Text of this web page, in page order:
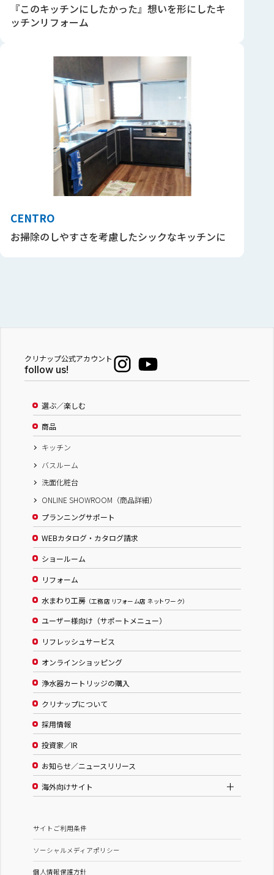
『このキッチンにしたかった』想いを形にしたキ
ッチンリフォーム
CENTRO
お掃除のしやすさを考慮したシックなキッチンに
クリナップ公式アカウント
follow us!
選ぶ／楽しむ
商品
キッチン
バスルーム
洗面化粧台
ONLINE SHOWROOM（商品詳細）
プランニングサポート
WEBカタログ・カタログ請求
ショールーム
リフォーム
水まわり工房 （工務店 リフォーム店 ネットワーク）
ユーザー様向け（サポートメニュー）
リフレッシュサービス
オンラインショッピング
浄水器カートリッジの購入
クリナップについて
採用情報
投資家／IR
お知らせ／ニュースリリース
海外向けサイト
サイトご利用条件
ソーシャルメディアポリシー
個人情報保護方針